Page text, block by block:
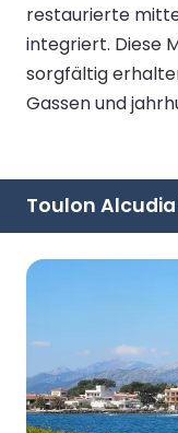
restaurierte
integriert. Diese
sorgfältig
Gassen und
Toulon